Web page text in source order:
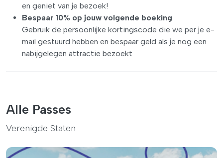
en geniet van je bezoek!
Bespaar 10% op jouw volgende boeking
Gebruik de persoonlijke kortingscode die we per je e-
mail gestuurd hebben en bespaar geld als je nog een
nabijgelegen attractie bezoekt
Alle Passes
Verenigde Staten